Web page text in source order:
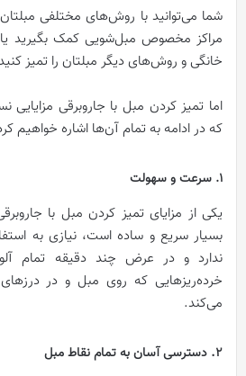
شما می‌توانید با روش‌های مختلفی مبلتان
مراکز مخصوص مبل‌شویی کمک بگیرید یا
خانگی و روش‌های دیگر مبلتان را تمیز
اما تمیز کردن مبل با جاروبرقی
که در ادامه به تمام آن‌ها اشاره خواهیم
1. سرعت و سهولت
یکی از مزایای تمیز کردن مبل با
بسیار سریع و ساده است، نیازی به
ندارد و در عرض چند دقیقه تمام
خرده‌ریزهایی که روی مبل و در
می‌کند.
2
. دسترسی آسان به تمام نقاط مبل